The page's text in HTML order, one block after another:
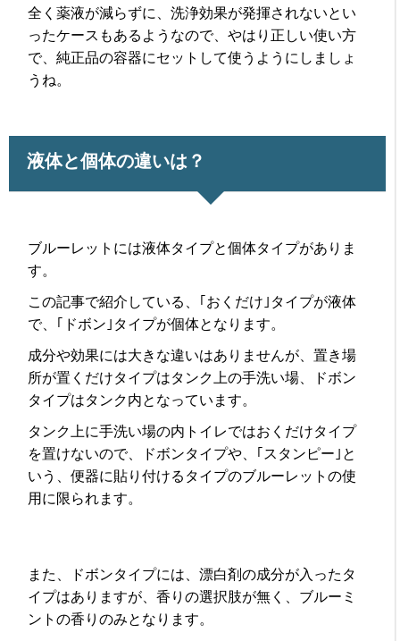
全く薬液が減らずに、洗浄効果が発揮されないとい
ったケースもあるようなので、やはり正しい使い方
で、純正品の容器にセットして使うようにしましょ
うね。
液体と個体の違いは？
ブルーレットには液体タイプと個体タイプがありま
す。
この記事で紹介している、｢おくだけ｣タイプが液体
で、｢ドボン｣タイプが個体となります。
成分や効果には大きな違いはありませんが、置き場
所が置くだけタイプはタンク上の手洗い場、ドボン
タイプはタンク内となっています。
タンク上に手洗い場の内トイレではおくだけタイプ
を置けないので、ドボンタイプや、｢スタンピー｣と
いう、便器に貼り付けるタイプのブルーレットの使
用に限られます。
また、ドボンタイプには、漂白剤の成分が入ったタ
イプはありますが、香りの選択肢が無く、ブルーミ
ントの香りのみとなります。